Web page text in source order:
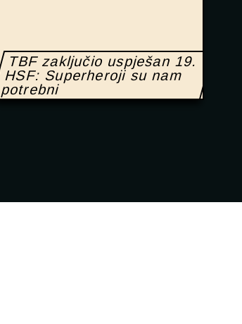
TBF zaključio uspješan 19.
HSF: Superheroji su nam
potrebni